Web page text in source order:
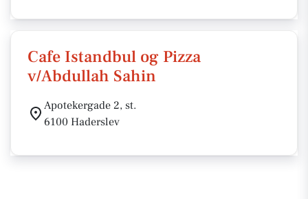
Cafe Istandbul og Pizza
v/Abdullah Sahin
Apotekergade 2, st.
6100 Haderslev